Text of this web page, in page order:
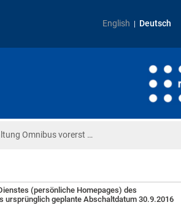
English Deutsch
Omnibus vorerst …
(persönliche Homepages) des
ursprünglich geplante Abschaltdatum 30.9.2016